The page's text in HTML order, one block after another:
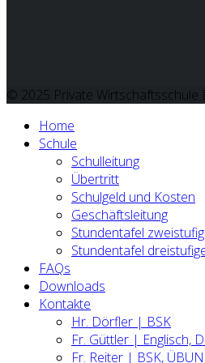
© 2025 Private Wirtschaftsschule
Home
Schule
Schulleitung
Übertritt
Schulgeld und Kosten
Geschäftsleitung
Stundentafel
Stundentafel
FAQs
Downloads
Kontakte
Hr. Dörfler | BSK
Fr. Güttler | Englisch,
Fr. Reiter | BSK,